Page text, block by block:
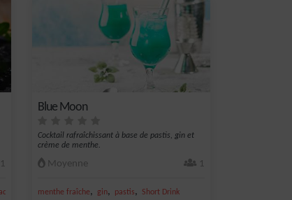
1
creme
Blue Moon
Cocktail rafraîchissant à base de pastis, gin et
crème de menthe.
Moyenne 1
menthe fraîche, gin, pastis, Short Drink